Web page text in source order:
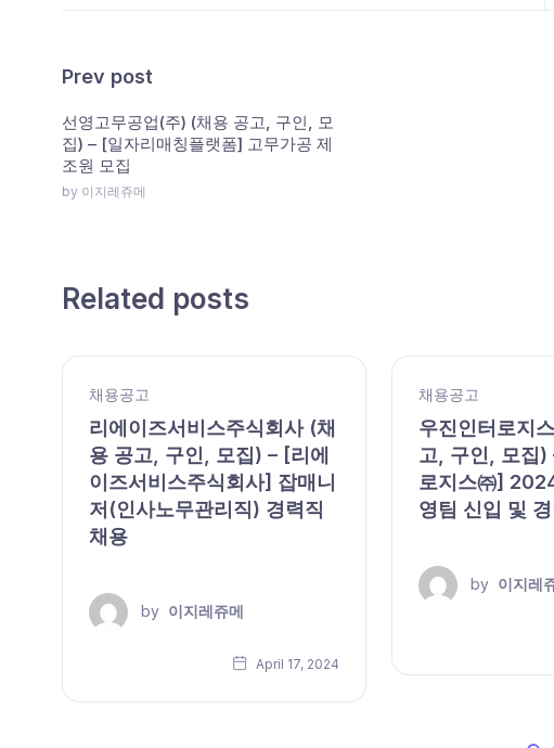
Prev post
선영고무공업(주) (채용 공고, 구인, 모
집) – [일자리매칭플랫폼] 고무가공 제
조원 모집
by 이지레쥬메
Related posts
채용공고
리에이즈서비스주식회사 (채
용 공고, 구인, 모집) – [리에
이즈서비스주식회사] 잡매니
저(인사노무관리직) 경력직
채용
by 이지레쥬메
April 17, 2024
채용공고
우진인터로지
고, 구인, 모집)
로지스㈜]
영팀 신입 및
by 이지레